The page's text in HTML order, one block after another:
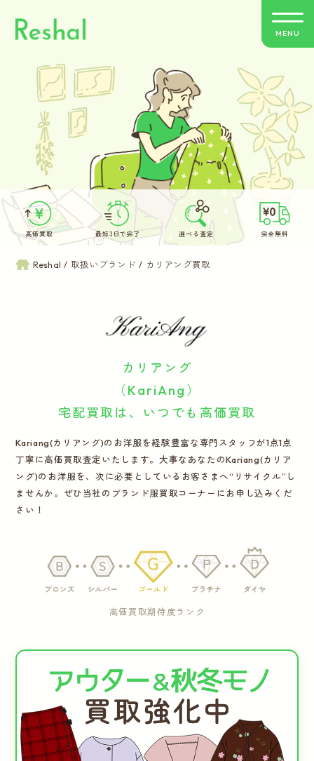
リシャールの特徴
買取方法のご案内
取扱いブランド
よくあるご質問
お客さまの声
運営会社
ログイン お問い合わせ
MENU
高価買取 最短3日で完了 選べる査定 完全無料
Reshal 取扱いブランド カリアング買取
カリアング
（KariAng）
宅配買取は、いつでも高価買取
Kariang(カリアング)のお洋服を経験豊富な専門スタッフが1点1点
丁寧に高価買取査定いたします。大事なあなたのKariang(カリア
ング)のお洋服を、次に必要としているお客さまへ“リサイクル”し
ませんか。ぜひ当社のブランド服買取コーナーにお申し込みくだ
さい！
高価買取期待度ランク